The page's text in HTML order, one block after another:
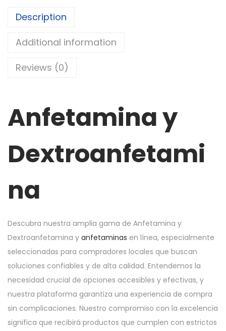
Description
Additional information
Reviews (0)
Anfetamina y
Dextroanfetami
na
Descubra nuestra amplia gama de Anfetamina y
Dextroanfetamina y anfetaminas en línea, especialmente
seleccionadas para compradores locales que buscan
soluciones confiables y de alta calidad. Entendemos la
necesidad crucial de opciones accesibles y efectivas, y
nuestra plataforma garantiza una experiencia de compra
sin complicaciones. Nuestro compromiso con la excelencia
significa que recibirá productos que cumplen con estrictos